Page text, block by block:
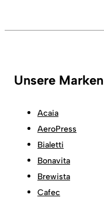
Unsere Marken
Acaia
AeroPress
Bialetti
Bonavita
Brewista
Cafec